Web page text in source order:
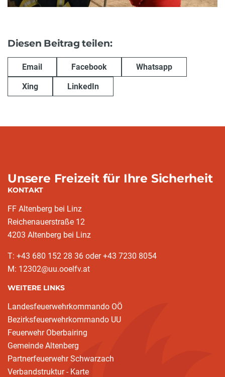
Diesen Beitrag teilen:
Email Facebook Whatsapp
Xing LinkedIn
Unsere Freizeit für Ihre Sicherheit
KONTAKT
FF Altenberg bei Linz
Reichenauerstraße 12
4203 Altenberg bei Linz
T: +43 680 152 28 36 oder +43 7230 8054
M: 12302@uu.ooelfv.at
WEITERE LINKS
Landesfeuerwehrkommando OÖ
Bezirksfeuerwehrkommando UU
Feuerwehr Oberbairing
Gemeinde Altenberg
Partnerfeuerwehr Schwarzach
Verbandstruktur - Karte